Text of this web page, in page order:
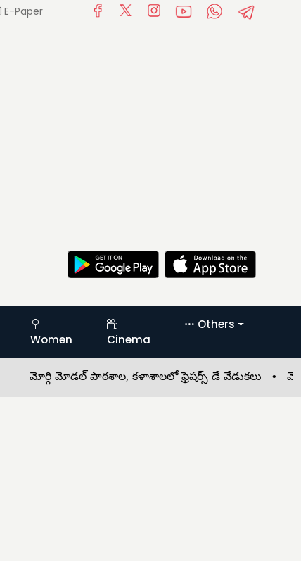
E-Paper
Women Cinema
Others
మోర్గి మోడల్ పాఠశాల, కళాశాలలో ఫ్రెషర్స్ డే వేడుకలు •